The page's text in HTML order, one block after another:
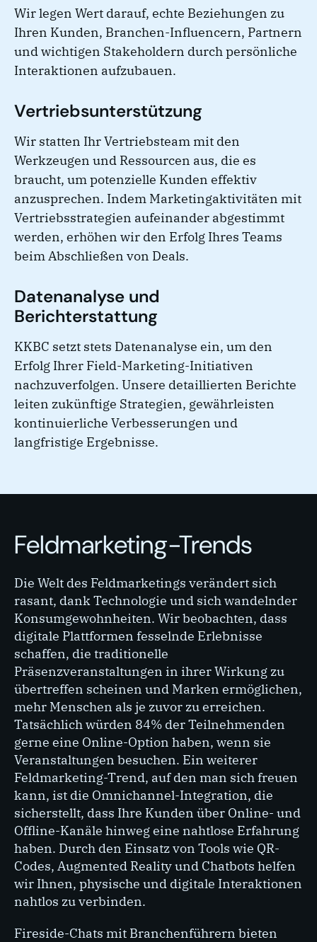
Wir legen Wert darauf, echte Beziehungen zu
Ihren Kunden, Branchen-Influencern, Partnern
und wichtigen Stakeholdern durch persönliche
Interaktionen aufzubauen.
Vertriebsunterstützung
Wir statten Ihr Vertriebsteam mit den
Werkzeugen und Ressourcen aus, die es
braucht, um potenzielle Kunden effektiv
anzusprechen. Indem Marketingaktivitäten mit
Vertriebsstrategien aufeinander abgestimmt
werden, erhöhen wir den Erfolg Ihres Teams
beim Abschließen von Deals.
Datenanalyse und
Berichterstattung
KKBC setzt stets Datenanalyse ein, um den
Erfolg Ihrer Field-Marketing-Initiativen
nachzuverfolgen. Unsere detaillierten Berichte
leiten zukünftige Strategien, gewährleisten
kontinuierliche Verbesserungen und
langfristige Ergebnisse.
Feldmarketing-Trends
Die Welt des Feldmarketings verändert sich
rasant, dank Technologie und sich wandelnder
Konsumgewohnheiten. Wir beobachten, dass
digitale Plattformen fesselnde Erlebnisse
schaffen, die traditionelle
Präsenzveranstaltungen in ihrer Wirkung zu
übertreffen scheinen und Marken ermöglichen,
mehr Menschen als je zuvor zu erreichen.
Tatsächlich würden 84% der Teilnehmenden
gerne eine Online-Option haben, wenn sie
Veranstaltungen besuchen. Ein weiterer
Feldmarketing-Trend, auf den man sich freuen
kann, ist die Omnichannel-Integration, die
sicherstellt, dass Ihre Kunden über Online- und
Offline-Kanäle hinweg eine nahtlose Erfahrung
haben. Durch den Einsatz von Tools wie QR-
Codes, Augmented Reality und Chatbots helfen
wir Ihnen, physische und digitale Interaktionen
nahtlos zu verbinden.
Fireside-Chats mit Branchenführern bieten